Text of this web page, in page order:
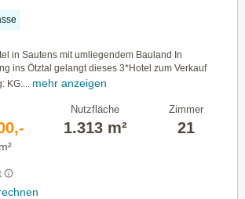
in Sautens mit umliegendem Bauland In
ins Ötztal gelangt dieses 3*Hotel zum Verkauf
mehr anzeigen
Nutzfläche
1.313 m²
Zimmer
21